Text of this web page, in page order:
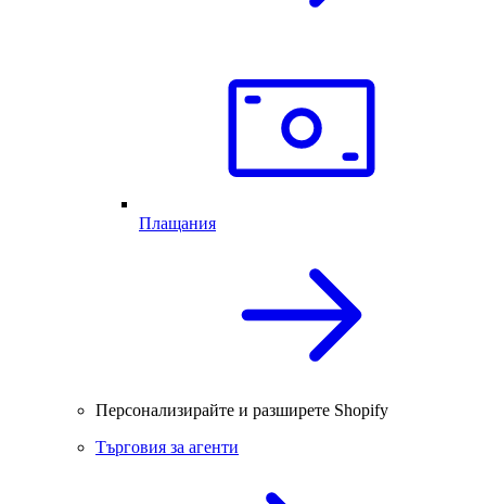
Плащания
Персонализирайте и разширете Shopify
Търговия за агенти